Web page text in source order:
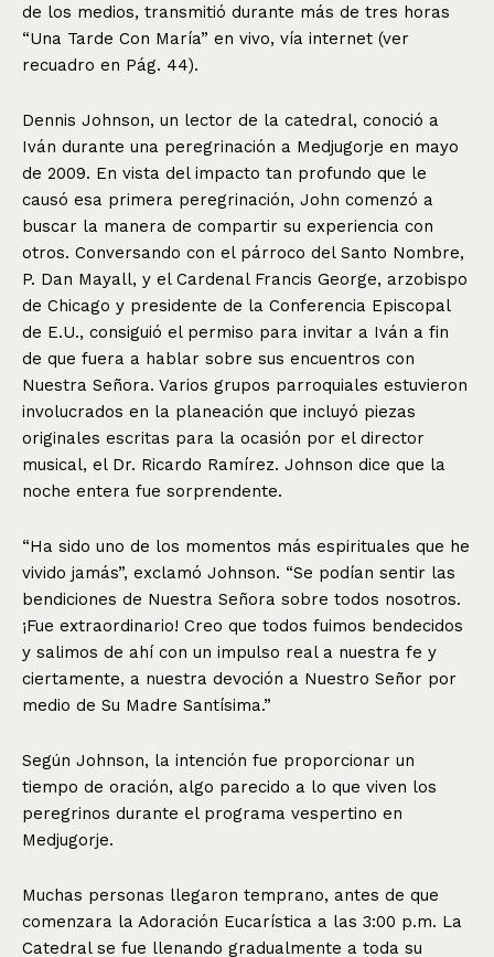
de los medios, transmitió durante más de tres horas
“Una Tarde Con María” en vivo, vía internet (ver
recuadro en Pág. 44).
Dennis Johnson, un lector de la catedral, conoció a
Iván durante una peregrinación a Medjugorje en mayo
de 2009. En vista del impacto tan profundo que le
causó esa primera peregrinación, John comenzó a
buscar la manera de compartir su experiencia con
otros. Conversando con el párroco del Santo Nombre,
P. Dan Mayall, y el Cardenal Francis George, arzobispo
de Chicago y presidente de la Conferencia Episcopal
de E.U., consiguió el permiso para invitar a Iván a fin
de que fuera a hablar sobre sus encuentros con
Nuestra Señora. Varios grupos parroquiales estuvieron
involucrados en la planeación que incluyó piezas
originales escritas para la ocasión por el director
musical, el Dr. Ricardo Ramírez. Johnson dice que la
noche entera fue sorprendente.
“Ha sido uno de los momentos más espirituales que he
vivido jamás”, exclamó Johnson. “Se podían sentir las
bendiciones de Nuestra Señora sobre todos nosotros.
¡Fue extraordinario! Creo que todos fuimos bendecidos
y salimos de ahí con un impulso real a nuestra fe y
ciertamente, a nuestra devoción a Nuestro Señor por
medio de Su Madre Santísima.”
Según Johnson, la intención fue proporcionar un
tiempo de oración, algo parecido a lo que viven los
peregrinos durante el programa vespertino en
Medjugorje.
Muchas personas llegaron temprano, antes de que
comenzara la Adoración Eucarística a las 3:00 p.m. La
Catedral se fue llenando gradualmente a toda su